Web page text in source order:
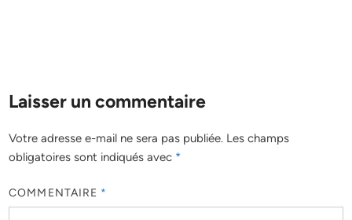
Laisser un commentaire
Votre adresse e-mail ne sera pas publiée. Les champs
obligatoires sont indiqués avec *
COMMENTAIRE *